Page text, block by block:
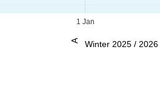
Advies1 Jan
Winter 2025 / 2026